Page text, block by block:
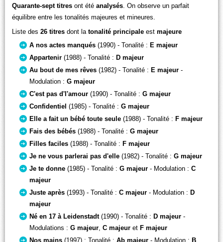
Quarante-sept titresont étéanalysés. On observe un parfait
équilibre entre lestonalités majeures etmineures.
Liste des26 titresdont latonalité principaleestmajeure
A nos actes manqués (1990) - Tonalité : E majeur
Appartenir (1988) - Tonalité : D majeur
Au bout de mes rêves (1982) - Tonalité : E majeur -
Modulation :G majeur
C'est pas d'l'amour (1990) - Tonalité :G majeur
Confidentiel (1985) - Tonalité :G majeur
Elle a fait un bébé toute seule (1988) - Tonalité : F majeur
Fais des bébés (1988) - Tonalité :G majeur
Filles faciles(1988) - Tonalité : F majeur
Je ne vous parlerai pas d'elle (1982) - Tonalité :G majeur
Je te donne(1985) - Tonalité :G majeur - Modulation :C
majeur
Juste après (1993) - Tonalité :C majeur - Modulation : D
majeur
Né en 17 à Leidenstadt(1990) - Tonalité : D majeur -
Modulations :G majeur,C majeur et F majeur
Nos mains (1997) : Tonalité :Ab majeur - Modulation : B